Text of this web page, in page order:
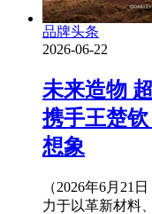
品牌头条
2026-06-22
未来造物
携手王楚
想象
（2026年6月21
力于以革新材料